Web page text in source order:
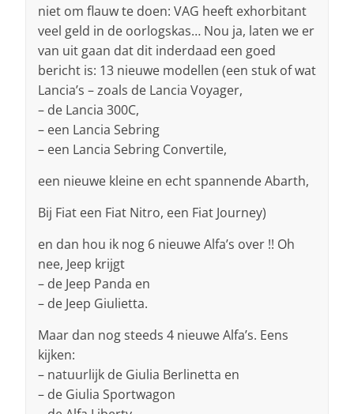
niet om flauw te doen: VAG heeft exhorbitant
veel geld in de oorlogskas… Nou ja, laten we er
van uit gaan dat dit inderdaad een goed
bericht is: 13 nieuwe modellen (een stuk of wat
Lancia’s – zoals de Lancia Voyager,
– de Lancia 300C,
– een Lancia Sebring
– een Lancia Sebring Convertile,
een nieuwe kleine en echt spannende Abarth,
Bij Fiat een Fiat Nitro, een Fiat Journey)
en dan hou ik nog 6 nieuwe Alfa’s over !! Oh
nee, Jeep krijgt
– de Jeep Panda en
– de Jeep Giulietta.
Maar dan nog steeds 4 nieuwe Alfa’s. Eens
kijken:
– natuurlijk de Giulia Berlinetta en
– de Giulia Sportwagon